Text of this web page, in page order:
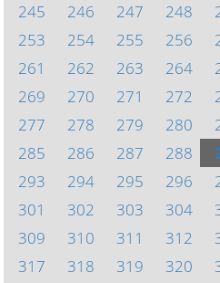
245
246 247 248
253
254 255 256
261
262 263 264
269
270 271 272
277
278 279 280
285
286 287 288
293
294 295 296
301
302 303 304
309
310 311 312
317
318 319 320